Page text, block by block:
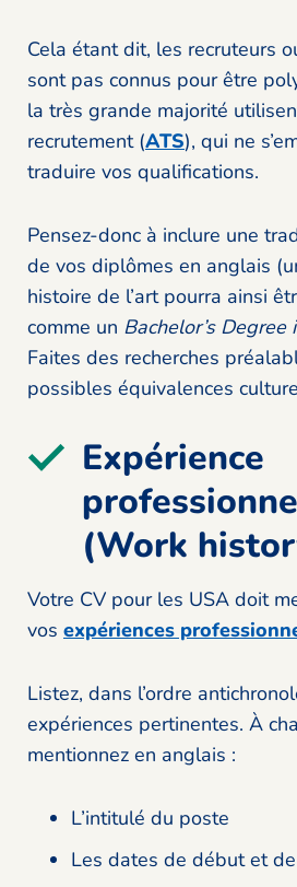
Cela étant dit, les recruteurs
sont pas connus pour être
la très grande majorité
recrutement (ATS), qui ne
traduire vos qualifications.
Pensez-donc à inclure une
de vos diplômes en anglais
histoire de l’art pourra ainsi
comme un Bachelor’s
Faites des recherches
possibles équivalences
Expérience
(Work
Votre CV pour les USA doit
vos expériences
Listez, dans l’ordre
expériences pertinentes. À
mentionnez en anglais :
L’intitulé du poste
Les dates de début et